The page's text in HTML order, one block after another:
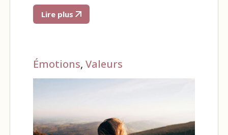
Lire plus
Émotions, Valeurs